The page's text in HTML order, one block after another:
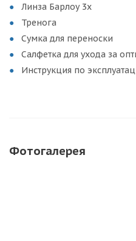
Линза Барлоу 3х
Тренога
Сумка для переноски
Салфетка для ухода за
Инструкция по
Фотогалерея